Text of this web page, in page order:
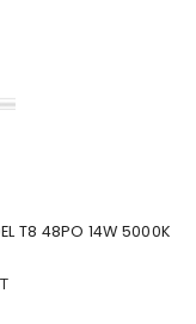
T8 48PO 14W 5000K